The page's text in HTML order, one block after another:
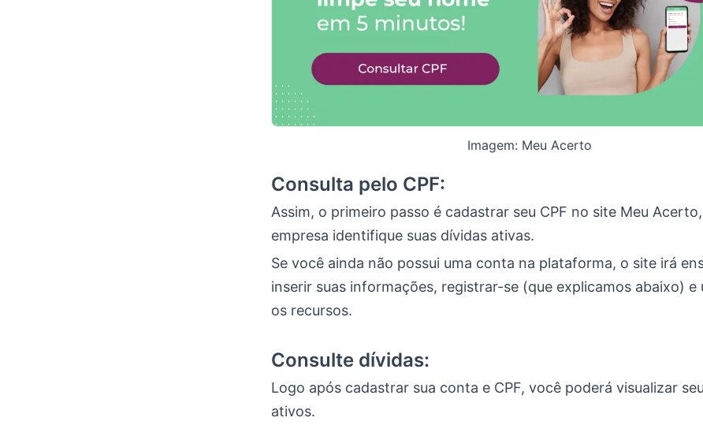
Imagem: Meu Acerto
Consulta pelo CPF:
Assim, o primeiro passo é cadastrar seu CPF no site Meu
empresa identifique suas dívidas ativas.
Se você ainda não possui uma conta na plataforma, o site irá
inserir suas informações, registrar-se (que explicamos abaixo)
os recursos.
Consulte dívidas:
Logo após cadastrar sua conta e CPF, você poderá visualizar
ativos.